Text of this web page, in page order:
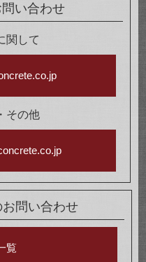
い合わせ
関して
その他
問い合わせ
覧